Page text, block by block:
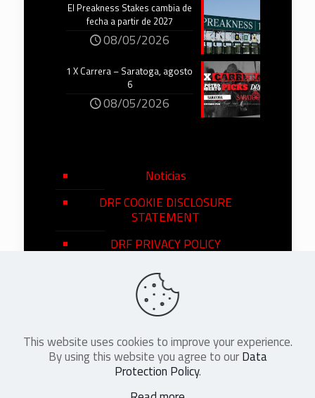
El Preakness Stakes cambia de
fecha a partir de 2027
08/05/2026
1 X Carrera – Saratoga, agosto
6
08/05/2026
Noticias
DRF COOKIE DISCLOSURE
STATEMENT
DRF PRIVACY POLICY
©2026DRF en Español. All Rights
Reserved
This website uses cookies to improve your experience.
By using this website you agree to ourData
Protection Policy.